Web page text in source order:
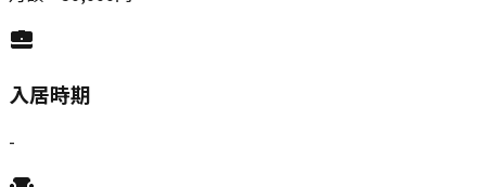
入居時期
-